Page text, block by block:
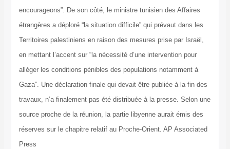
encourageons”. De son côté, le ministre tunisien des Affaires
étrangères a déploré “la situation difficile” qui prévaut dans les
Territoires palestiniens en raison des mesures prise par Israël,
en mettant l’accent sur “la nécessité d’une intervention pour
alléger les conditions pénibles des populations notamment à
Gaza”. Une déclaration finale qui devait être publiée à la fin des
travaux, n’a finalement pas été distribuée à la presse. Selon une
source proche de la réunion, la partie libyenne aurait émis des
réserves sur le chapitre relatif au Proche-Orient. AP Associated
Press